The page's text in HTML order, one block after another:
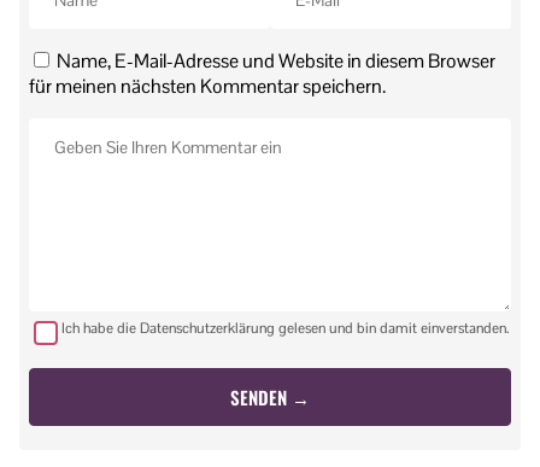
Name, E-Mail-Adresse und Website in diesem Browser
für meinen nächsten Kommentar speichern.
Ich habe die Datenschutzerklärung gelesen und bin damit einverstanden.